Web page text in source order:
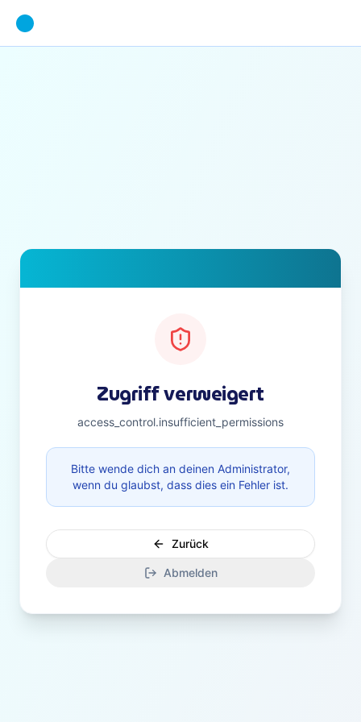
Zugriff verweigert
access_control.insufficient_permissions
Bitte wende dich an deinen Administrator,
wenn du glaubst, dass dies ein Fehler ist.
Zurück
Abmelden